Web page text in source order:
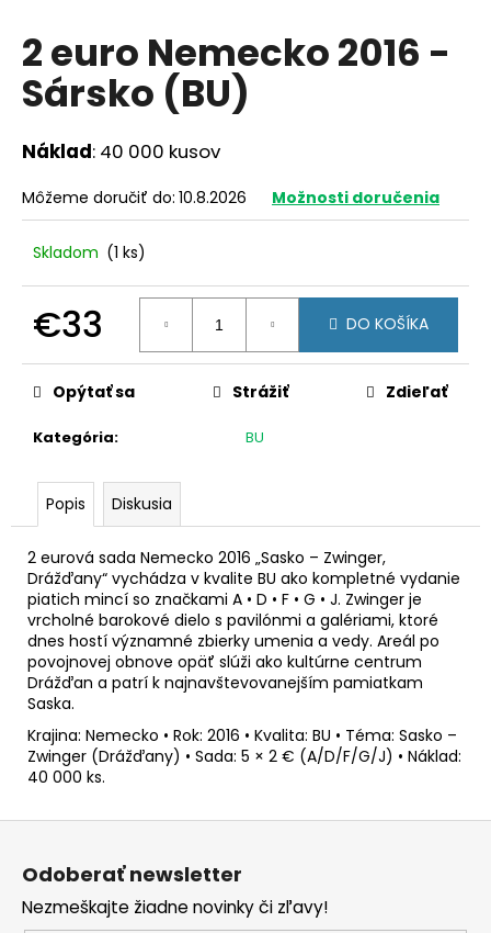
2 euro Nemecko 2016 -
Sársko (BU)
Náklad: 40 000 kusov
Môžeme doručiť do: 10.8.2026 Možnosti doručenia
Skladom (1 ks)
€33
cena:
DO KOŠÍKA
Kategória: BU
Opýtať sa Strážiť Zdieľať
Popis Diskusia
2 eurová sada Nemecko 2016 „Sasko – Zwinger,
Drážďany“ vychádza v kvalite BU ako kompletné vydanie
piatich mincí so značkami A • D • F • G • J. Zwinger je
vrcholné barokové dielo s pavilónmi a galériami, ktoré
dnes hostí významné zbierky umenia a vedy. Areál po
povojnovej obnove opäť slúži ako kultúrne centrum
Drážďan a patrí k najnavštevovanejším pamiatkam
Saska.
Krajina: Nemecko • Rok: 2016 • Kvalita: BU • Téma: Sasko –
Zwinger (Drážďany) • Sada: 5 × 2 € (A/D/F/G/J) • Náklad:
40 000 ks.
j
s
ť
?
d
p
a
m
e
2
EURO
LUXEMBURSKO
2026
-
CENA
KAROLA
VEĽKÉHO
(BU)
Z
Odoberať newsletter
Nezmeškajte žiadne novinky či zľavy!